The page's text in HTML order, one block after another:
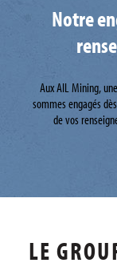
Notre
Aux AIL Mining,
sommes engagés
de vos
LE